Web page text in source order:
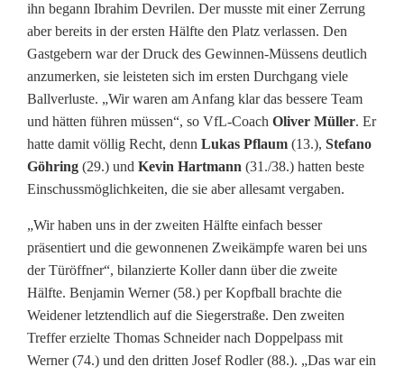
ihn begann Ibrahim Devrilen. Der musste mit einer Zerrung
aber bereits in der ersten Hälfte den Platz verlassen. Den
Gastgebern war der Druck des Gewinnen-Müssens deutlich
anzumerken, sie leisteten sich im ersten Durchgang viele
Ballverluste. „Wir waren am Anfang klar das bessere Team
und hätten führen müssen“, so VfL-Coach Oliver Müller. Er
hatte damit völlig Recht, denn Lukas Pflaum (13.), Stefano
Göhring (29.) und Kevin Hartmann (31./38.) hatten beste
Einschussmöglichkeiten, die sie aber allesamt vergaben.
„Wir haben uns in der zweiten Hälfte einfach besser
präsentiert und die gewonnenen Zweikämpfe waren bei uns
der Türöffner“, bilanzierte Koller dann über die zweite
Hälfte. Benjamin Werner (58.) per Kopfball brachte die
Weidener letztendlich auf die Siegerstraße. Den zweiten
Treffer erzielte Thomas Schneider nach Doppelpass mit
Werner (74.) und den dritten Josef Rodler (88.). „Das war ein